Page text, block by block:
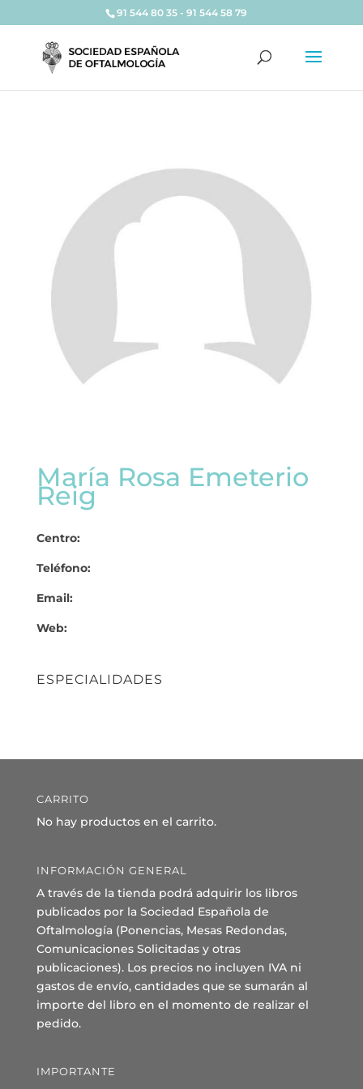
91 544 80 35 - 91 544 58 79
María Rosa Emeterio
Reig
Centro:
Teléfono:
Email:
Web:
ESPECIALIDADES
CARRITO
No hay productos en el carrito.
INFORMACIÓN GENERAL
A través de la tienda podrá adquirir los libros
publicados por la Sociedad Española de
Oftalmología (Ponencias, Mesas Redondas,
Comunicaciones Solicitadas y otras
publicaciones). Los precios no incluyen IVA ni
gastos de envío, cantidades que se sumarán al
importe del libro en el momento de realizar el
pedido.
IMPORTANTE